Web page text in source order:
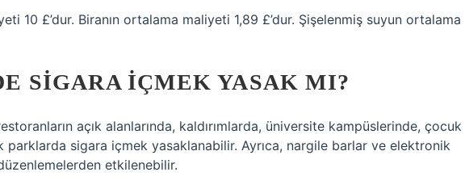
10 £’dur. Biranın ortalama maliyeti 1,89 £’dur. Şişelenmiş suyun ortalama
SIGARA IÇMEK YASAK MI?
açık alanlarında, kaldırımlarda, üniversite kampüslerinde, çocuk
parklarda sigara içmek yasaklanabilir. Ayrıca, nargile barlar ve elektronik
etkilenebilir.